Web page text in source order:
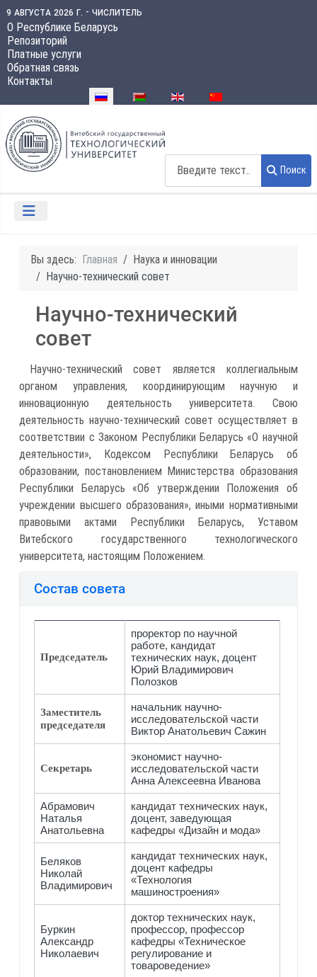
9 августа 2026 г. - числитель
О Республике Беларусь
Репозиторий
Платные услуги
Обратная связь
Контакты
Выберите язык
Поиск
Вы здесь: Главная
Наука и инновации
Научно-технический совет
Научно-технический
совет
Научно-технический совет является коллегиальным
органом управления, координирующим научную и
инновационную деятельность университета. Свою
деятельность научно-технический совет осуществляет в
соответствии с Законом Республики Беларусь «О научной
деятельности», Кодексом Республики Беларусь об
образовании, постановлением Министерства образования
Республики Беларусь «Об утверждении Положения об
учреждении высшего образования», иными нормативными
правовыми актами Республики Беларусь, Уставом
Витебского государственного технологического
университета, настоящим Положением.
Состав совета
Председатель
проректор по научной
работе, кандидат
технических наук, доцент
Юрий Владимирович
Полозков
Заместитель
председателя
начальник научно-
исследовательской части
Виктор Анатольевич Сажин
Секретарь
экономист научно-
исследовательской части
Анна Алексеевна Иванова
Абрамович
Наталья
Анатольевна
кандидат технических наук,
доцент, заведующая
кафедры «Дизайн и мода»
Беляков
Николай
Владимирович
кандидат технических наук,
доцент кафедры
«Технология
машиностроения»
Буркин
Александр
Николаевич
доктор технических наук,
профессор, профессор
кафедры «Техническое
регулирование и
товароведение»